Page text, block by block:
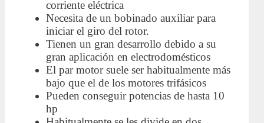
corriente eléctrica
Necesita de un bobinado auxiliar para
iniciar el giro del rotor.
Tienen un gran desarrollo debido a su
gran aplicación en electrodomésticos
El par motor suele ser habitualmente más
bajo que el de los motores trifásicos
Pueden conseguir potencias de hasta 10
hp